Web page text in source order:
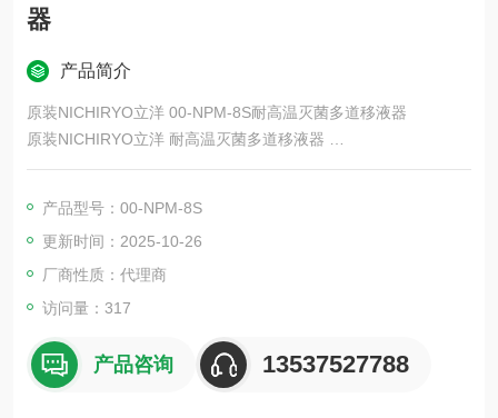
器
产品简介
原装NICHIRYO立洋 00-NPM-8S耐高温灭菌多道移液器
原装NICHIRYO立洋 耐高温灭菌多道移液器
立洋微量移液器“Nichipet“可整支高温灭菌，其包含按钮按压阻力
另外，立洋的微量移液器产品种类繁多，从适合学生练习的入门
级型号到各种其他型号。
产品型号：00-NPM-8S
更新时间：2025-10-26
厂商性质：代理商
访问量：317
产品咨询 13537527788